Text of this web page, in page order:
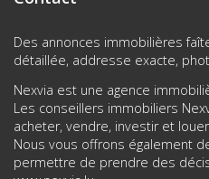
Des annonces immobilières
détaillée, addresse exacte,
Nexvia est une agence
Les conseillers immobiliers
acheter, vendre, investir et
Nous vous offrons également
permettre de prendre des